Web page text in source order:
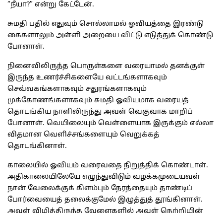
“நீயா?” என்று கேட்டேன்.
சுமதி பதில் எதுவும் சொல்லாமல் ஓவியத்தை இரண்டு
கைகளாலும் அள்ளி அறையை விட்டு எடுத்துக் கொண்டு
போனாள்.
நினைவிலிருந்த பொருள்களை வரையாமல் தனக்குள்
இருந்த உணர்ச்சிகளையே வட்டங்களாகவும்
செவ்வகங்களாகவும் சதுரங்களாகவும்
முக்கோணங்களாகவும் சுமதி ஓவியமாக வரையத்
தொடங்கிய நாளிலிருந்து அவள் வெகுவாக மாறிப்
போனாள். வெயிலையும் வெள்ளையாக இருக்கும் எல்லா
விதமான வெளிச்சங்களையும் வெறுக்கத்
தொடங்கினாள்.
காலையில் ஓவியம் வரைவதை நிறுத்திக் கொண்டாள்.
அதிகாலையிலேயே எழுந்துவிடும் வழக்கமுடையவள்
நான் வேலைக்குக் கிளம்பும் நேரத்தையும் தாண்டிப்
போர்வையைத் தலைக்குமேல் இழுத்துத் தூங்கினாள்.